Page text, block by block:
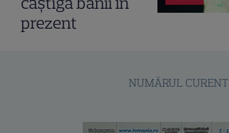
prezent
NUMĂRUL CURENT